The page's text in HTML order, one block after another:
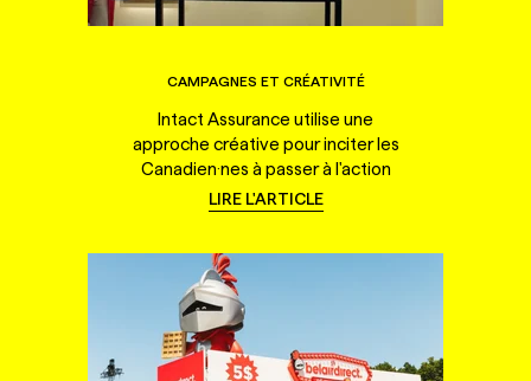
CAMPAGNES ET CRÉATIVITÉ
Intact Assurance utilise une
approche créative pour inciter les
Canadien·nes à passer à l'action
LIRE L'ARTICLE